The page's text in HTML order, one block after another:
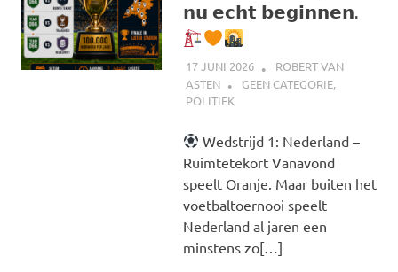
𝗻𝘂 𝗲𝗰𝗵𝘁 𝗯𝗲𝗴𝗶𝗻𝗻𝗲𝗻.
17 JUNI 2026
ROBERT VAN
ASTEN
GEEN CATEGORIE,
POLITIEK
Wedstrijd 1: Nederland –
Ruimtetekort Vanavond
speelt Oranje. Maar buiten het
voetbaltoernooi speelt
Nederland al jaren een
minstens zo[…]